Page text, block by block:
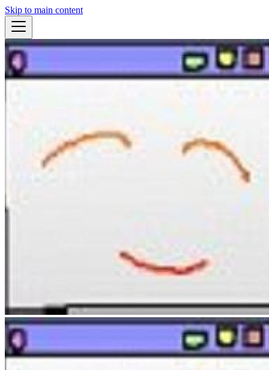
Skip to main content